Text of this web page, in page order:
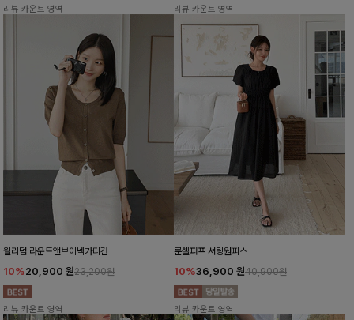
리뷰 카운트 영역 리뷰 카운트 영역
윌리덤 라운드앤브이넥가디건
10%20,900 원23,200원
리뷰 카운트 영역
룬셀퍼프 셔링원피스
10%36,900 원40,900원
리뷰 카운트 영역